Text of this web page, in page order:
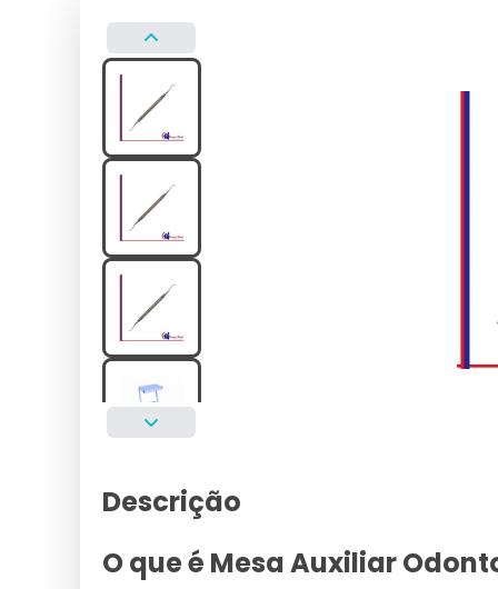
Descrição
O que é Mesa Auxiliar